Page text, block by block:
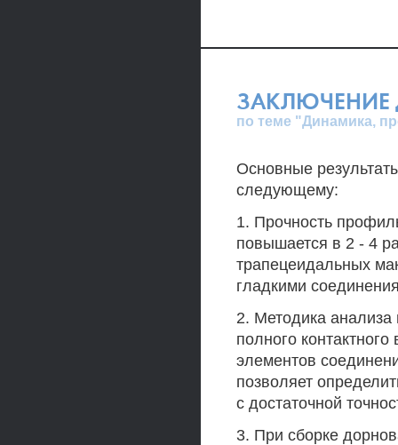
ЗАКЛЮЧЕНИЕ
по теме "Динамика,
Основные
следующему:
1. Прочность
повышается в 2 - 4
трапецеидальных
гладкими
2. Методика анализа
полного
элементов
позволяет
с достаточной
3. При сборке